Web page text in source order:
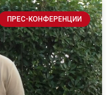
ПРЕС-КОНФЕРЕНЦИИ